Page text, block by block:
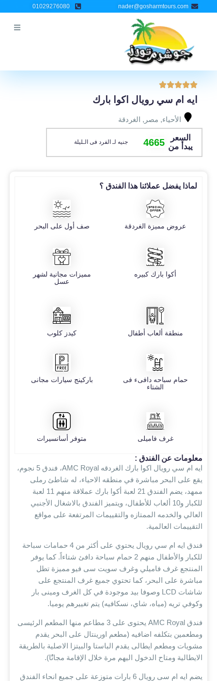
إلى
nader@gosharmtours.com
01029276080
ايه ام سي رويال اكوا بارك
الأحياء, مصر , الغردقة
السعر
يبدأ من 4665 جنيه لـ الفرد فى الـليلة
لماذا يفضل عملائنا هذا الفندق ؟
عروض مميزة الغردقة صف أول على البحر
أكوا بارك كبيره
مميزات مجانية لشهر
عسل
منطقة ألعاب أطفال كيدز كلوب
حمام سباحه دافىء فى
الشتاء
باركينج سيارات مجانى
غرف فاميلى متوفر أسانسيرات
معلومات عن الفندق :
ايه ام سي رويال اكوا بارك الغردقه AMC Royal، فندق 5
نجوم،
يقع على البحر مباشرة في منطقه الاحياء، له شاطئ رملى
ممهد
، يضم الفندق 21 لعبة أكوا بارك عملاقة منهم 11 لعبة
للكبار و10 ألعاب للأطفال، ويتميز الفندق بالاشغال الأجنبي
العالي والخدمه الممتازه والتقييمات المرتفعة على مواقع
التقييمات العالمية.
فندق ايه ام سي رويال يحتوي على أكثر من 4 حمامات سباحة
للكبار والأطفال منهم 2 حمام سباحة دافئ شتاءاً. كما يوفر
المنتجع غرف فاميلي وغرف سويت سى فيو مميزة تطل
مباشرة على البحر، كما تحتوي جميع غرف المنتجع على
شاشات LCD وصوفا بيد موجودة في كل الغرف ومينى بار
وكوفي تريه (مياه، شاي، نسكافيه) يتم تغييرهم يوميا.
فندق AMC Royal يحتوى على 3 مطاعم منها المطعم الرئيسى
ومطعمين بتكلفه اضافيه (مطعم اورينتال على البحر يقدم
مشويات ومطعم ايطالى يقدم الباستا والبيتزا الاصلية بالطريقة
الايطالية ومتاح الدخول اليهم مرة خلال الإقامة مجانًُا).
يضم ايه ام سى رويال 6 بارات
متوزعة على جميع انحاء الفندق